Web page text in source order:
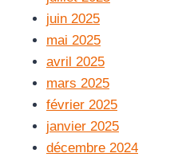
juin 2025
mai 2025
avril 2025
mars 2025
février 2025
janvier 2025
décembre 2024